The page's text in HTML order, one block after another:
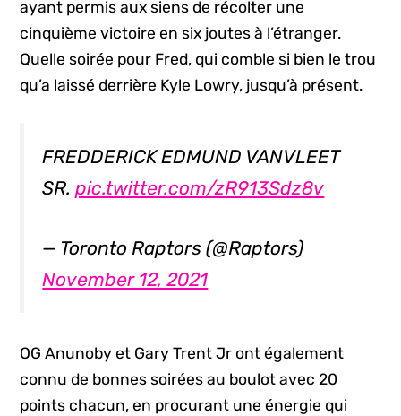
ayant permis aux siens de récolter une
cinquième victoire en six joutes à l’étranger.
Quelle soirée pour Fred, qui comble si bien le trou
qu’a laissé derrière Kyle Lowry, jusqu’à présent.
FREDDERICK EDMUND VANVLEET
SR.pic.twitter.com/zR913Sdz8v
— Toronto Raptors (@Raptors)
November 12, 2021
OG Anunoby et Gary Trent Jr ont également
connu de bonnes soirées au boulot avec 20
points chacun, en procurant une énergie qui